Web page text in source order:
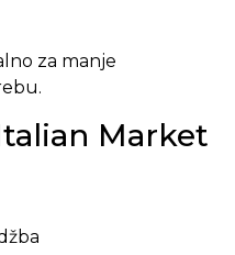
za manje
Market